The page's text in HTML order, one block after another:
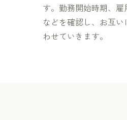
す。勤務開始時期、
などを確認し、お互
わせていきます。